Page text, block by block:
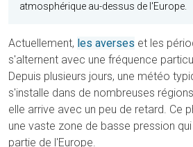
atmosphérique au-dessus de l'Europe.
Actuellement, les averses et les
s'alternent avec une fréquence
Depuis plusieurs jours, une météo
s'installe dans de nombreuses
elle arrive avec un peu de retard. Ce
une vaste zone de basse pression
partie de l'Europe.